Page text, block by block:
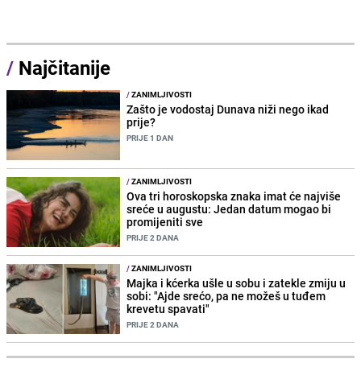
/ Najčitanije
/ZANIMLJIVOSTI
Zašto je vodostaj Dunava niži nego ikad
prije?
PRIJE 1 DAN
/ZANIMLJIVOSTI
Ova tri horoskopska znaka imat će najviše
sreće u augustu: Jedan datum mogao bi
promijeniti sve
PRIJE 2 DANA
/ZANIMLJIVOSTI
Majka i kćerka ušle u sobu i zatekle zmiju u
sobi: "Ajde srećo, pa ne možeš u tuđem
krevetu spavati"
PRIJE 2 DANA